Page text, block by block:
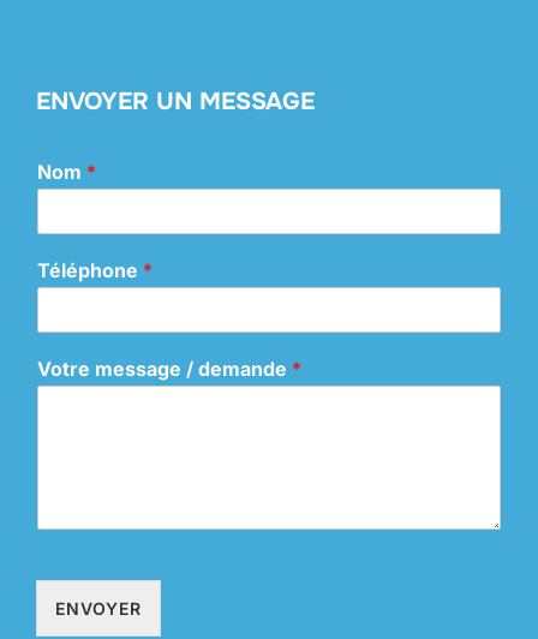
ENVOYER UN MESSAGE
Nom *
Téléphone *
Votre message / demande *
ENVOYER